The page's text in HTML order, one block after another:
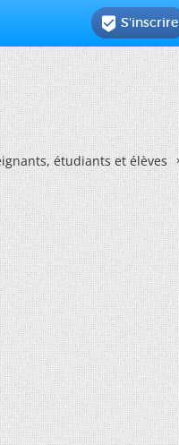
 S'inscrire
étudiants et élèves